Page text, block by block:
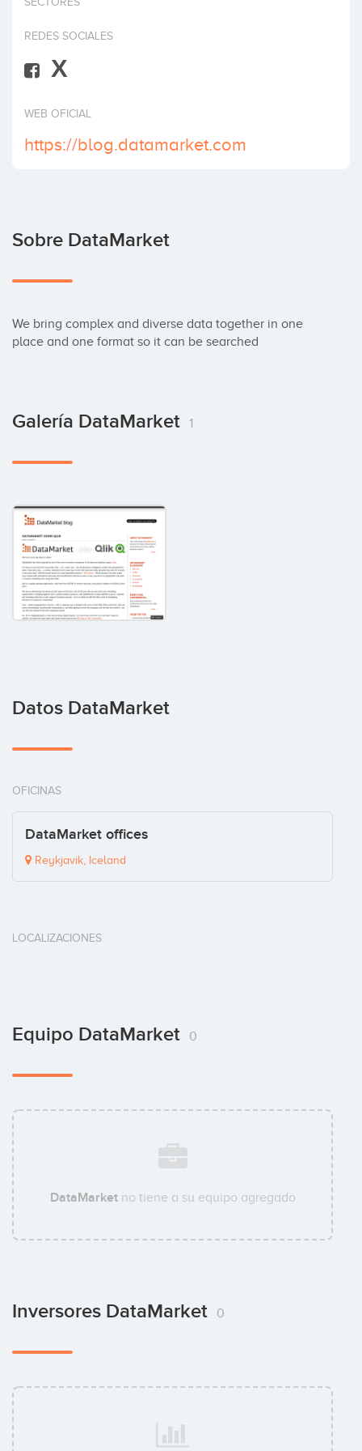
REDES SOCIALES
X
WEB OFICIAL
https://blog.datamarket.com
Sobre DataMarket
We bring complex and diverse data together in one
place and one format so it can be searched
Galería DataMarket 1
Datos DataMarket
OFICINAS
DataMarket offices
Reykjavik, Iceland
LOCALIZACIONES
Equipo DataMarket 0
DataMarketno tiene a su equipo agregado
Inversores DataMarket 0